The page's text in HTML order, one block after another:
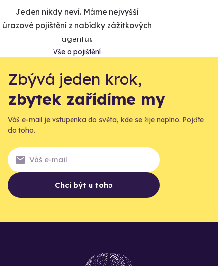
Jeden nikdy neví. Máme nejvyšší
úrazové pojištění z nabídky zážitkových
agentur.
Vše o pojištění
Zbývá jeden krok,
zbytek zařídíme my
Váš e-mail je vstupenka do světa, kde se žije naplno. Pojďte
do toho.
Chci být u toho